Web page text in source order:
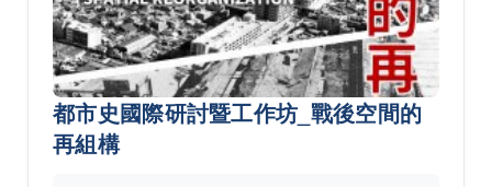
都市史國際研討暨工作坊_戰後空間的
再組構